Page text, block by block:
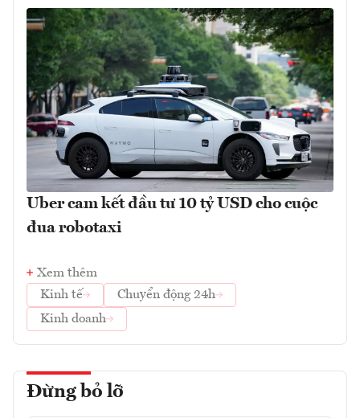
Uber cam kết đầu tư 10 tỷ USD cho cuộc
đua robotaxi
Xem thêm
Kinh tế
Chuyển động 24h
Kinh doanh
Đừng bỏ lỡ